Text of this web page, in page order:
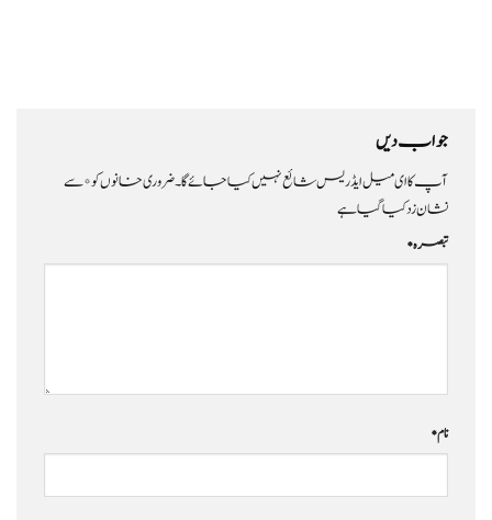
جواب دیں
آپ کا ای میل ایڈریس شائع نہیں کیا جائے گا۔ضروری خانوں کو*سے
نشان زد کیا گیا ہے
تبصرہ*
نام*